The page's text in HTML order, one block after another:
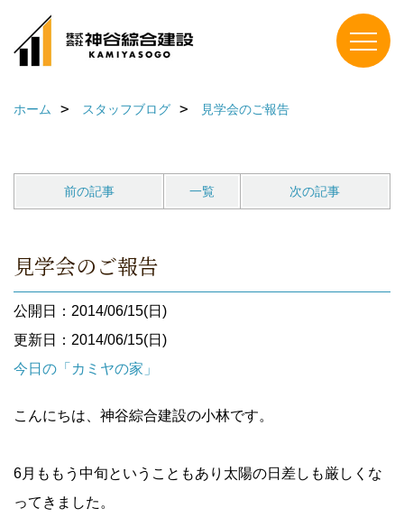
ホーム スタッフブログ 見学会のご報告
前の記事 一覧 次の記事
見学会のご報告
公開日：2014/06/15(日)
更新日：2014/06/15(日)
今日の「カミヤの家」
こんにちは、神谷綜合建設の小林です。
6月ももう中旬ということもあり太陽の日差しも厳しくな
ってきました。